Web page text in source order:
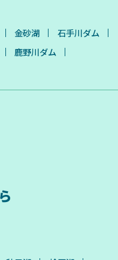
金砂湖
石手川ダム
鹿野川ダム